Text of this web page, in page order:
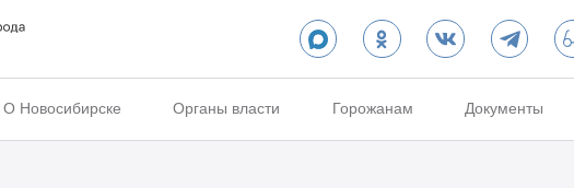
О Новосибирске Органы власти Горожанам Документы